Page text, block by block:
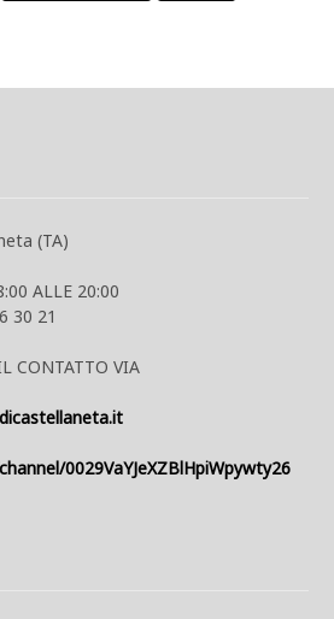
(TA)
ALLE 20:00
30 21
CONTATTO VIA
0029VaYJeXZBlHpiWpywty26